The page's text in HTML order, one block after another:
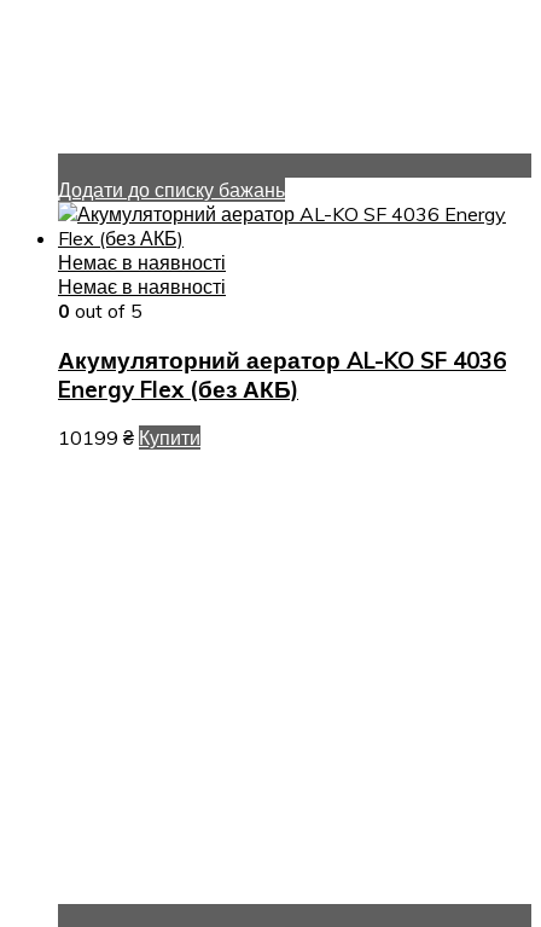
Додати до списку бажань
Немає в наявності
Немає в наявності
0 out of 5
Акумуляторний аератор AL-KO SF 4036
Energy Flex (без АКБ)
10199 ₴ Купити